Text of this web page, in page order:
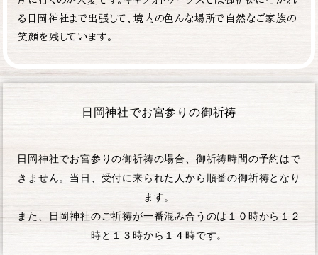
る日岡神社まで出張して、境内の色んな場所で自然なご家族の
笑顔を残しています。
日岡神社でお宮参りの御祈祷
日岡神社でお宮参りの御祈祷の場合、御祈祷時間の予約はで
きません。当日、受付に来られた人から順番の御祈祷となり
ます。
また、日岡神社のご祈祷が一番混み合うのは１０時から１２
時と１３時から１４時です。